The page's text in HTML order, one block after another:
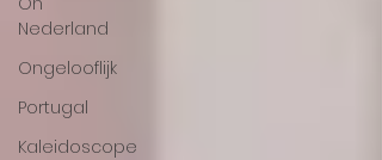
Nederland
Ongelooflijk
Portugal
Kaleidoscope